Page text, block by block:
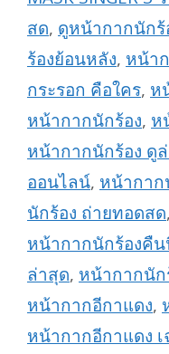
สด, ดูหน้ากากนัก
ร้องย้อนหลัง, หน้า
กระรอก คือใคร, ห
หน้ากากนักร้อง, ห
หน้ากากนักร้อง ดู
ออนไลน์, หน้ากาก
นักร้อง ถ่ายทอดสด,
หน้ากากนักร้องคื
ล่าสุด, หน้ากากนัก
หน้ากากอีกาแดง,
หน้ากากอีกาแดง